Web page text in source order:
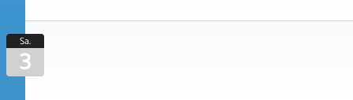
Sa.
3